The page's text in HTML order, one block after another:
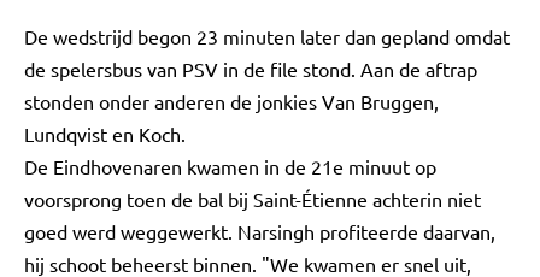
De wedstrijd begon 23 minuten later dan gepland omdat
de spelersbus van PSV in de file stond. Aan de aftrap
stonden onder anderen de jonkies Van Bruggen,
Lundqvist en Koch.
De Eindhovenaren kwamen in de 21e minuut op
voorsprong toen de bal bij Saint-Étienne achterin niet
goed werd weggewerkt. Narsingh profiteerde daarvan,
hij schoot beheerst binnen. "We kwamen er snel uit,